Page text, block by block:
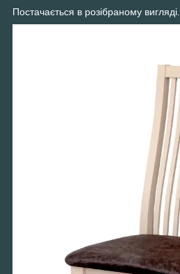
Постачається в розібраному вигляді.